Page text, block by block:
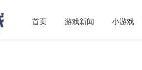
首页 游戏新闻 小游戏